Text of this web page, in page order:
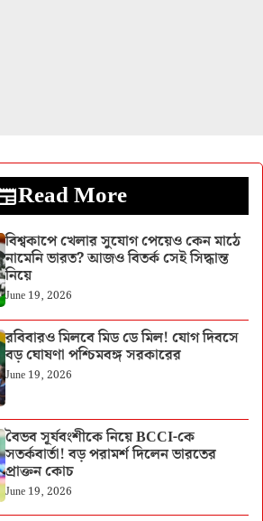
Read More
বিশ্বকাপে খেলার সুযোগ পেয়েও কেন মাঠে
নামেনি ভারত? আজও বিতর্ক সেই সিদ্ধান্ত
নিয়ে
June 19, 2026
রবিবারও মিলবে মিড ডে মিল! যোগ দিবসে
বড় ঘোষণা পশ্চিমবঙ্গ সরকারের
June 19, 2026
বৈভব সূর্যবংশীকে নিয়ে BCCI-কে
সতর্কবার্তা! বড় পরামর্শ দিলেন ভারতের
প্রাক্তন কোচ
June 19, 2026